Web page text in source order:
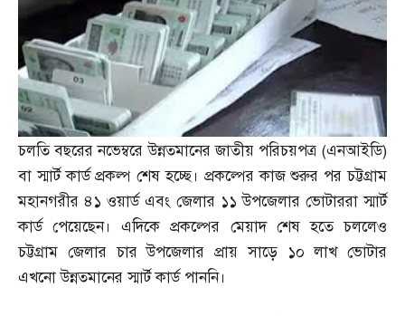
চলতি বছরের নভেম্বরে উন্নতমানের জাতীয় পরিচয়পত্র (এনআইডি)
বা স্মার্ট কার্ড প্রকল্প শেষ হচ্ছে। প্রকল্পের কাজ শুরুর পর চট্টগ্রাম
মহানগরীর ৪১ ওয়ার্ড এবং জেলার ১১ উপজেলার ভোটাররা স্মার্ট
কার্ড পেয়েছেন। এদিকে প্রকল্পের মেয়াদ শেষ হতে চললেও
চট্টগ্রাম জেলার চার উপজেলার প্রায় সাড়ে ১০ লাখ ভোটার
এখনো উন্নতমানের স্মার্ট কার্ড পাননি।